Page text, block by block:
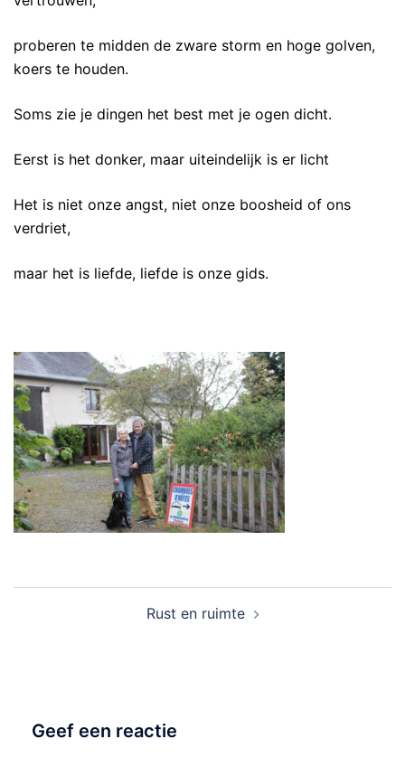
proberen te midden de zware storm en hoge golven,
koers te houden.
Soms zie je dingen het best met je ogen dicht.
Eerst is het donker, maar uiteindelijk is er licht
Het is niet onze angst, niet onze boosheid of ons
verdriet,
maar het is liefde, liefde is onze gids.
Rust en ruimte
Geef een reactie